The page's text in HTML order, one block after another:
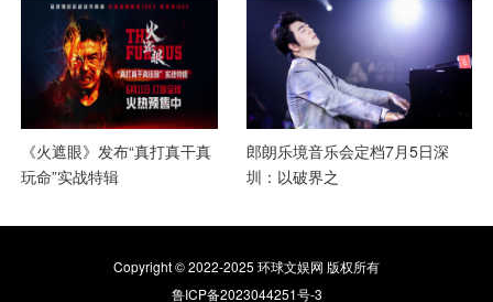
《火遮眼》发布“真打真干真
玩命”实战特辑
郎朗乐境音乐会定档7月5日深
圳：以破界之
Copyright © 2022-2025 环球文娱网 版权所有
鲁ICP备2023044251号-3